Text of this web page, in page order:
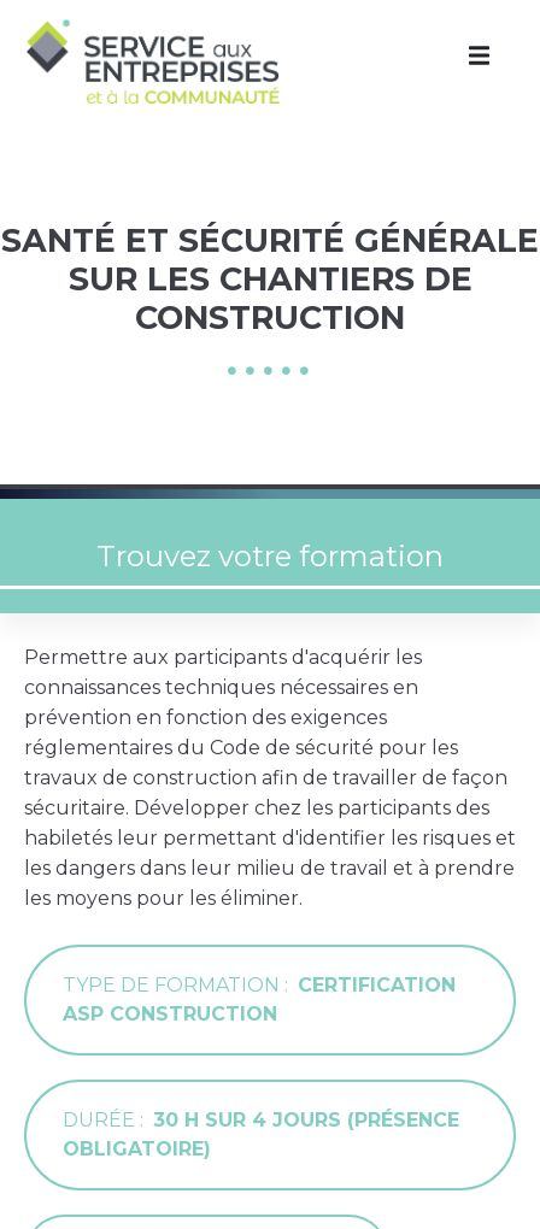
SANTÉ ET SÉCURITÉ GÉNÉRALE
SUR LES CHANTIERS DE
CONSTRUCTION
Permettre aux participants d'acquérir les
connaissances techniques nécessaires en
prévention en fonction des exigences
réglementaires du Code de sécurité pour les
travaux de construction afin de travailler de façon
sécuritaire. Développer chez les participants des
habiletés leur permettant d'identifier les risques et
les dangers dans leur milieu de travail et à prendre
les moyens pour les éliminer.
TYPE DE FORMATION
CERTIFICATION
ASP CONSTRUCTION
DURÉE
30 H SUR 4 JOURS (PRÉSENCE
OBLIGATOIRE)